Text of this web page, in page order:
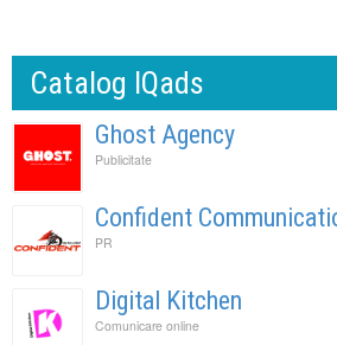
Catalog IQads
Ghost Agency
Publicitate
Confident
PR
Digital Kitchen
Comunicare online